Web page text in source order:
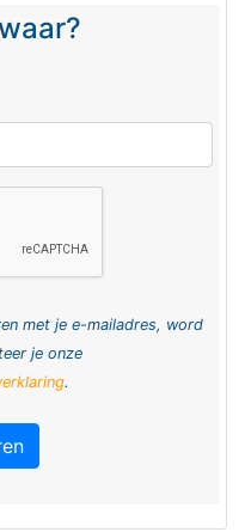
met je e-mailadres, word
je onze
.